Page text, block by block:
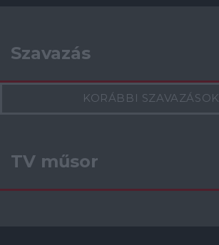
Szavazás
KORÁBBI SZAVAZÁSOK
TV műsor